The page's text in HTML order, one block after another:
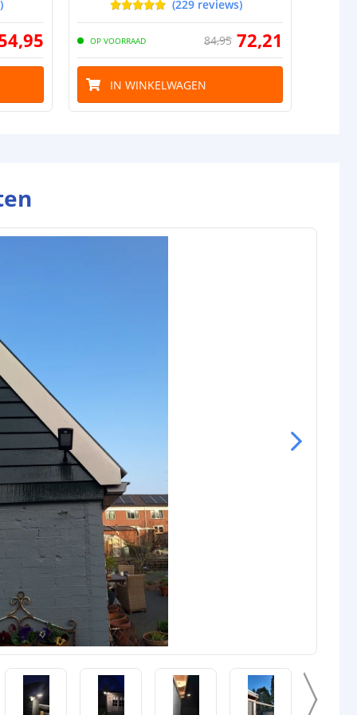
)
,95
(229 reviews)
OP VOORRAAD 84,95 72,21
IN WINKELWAGEN